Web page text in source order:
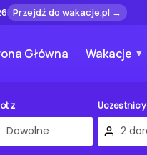
Przejdź do wakacje.pl →
Główna Wakacje
z Uczestnicy